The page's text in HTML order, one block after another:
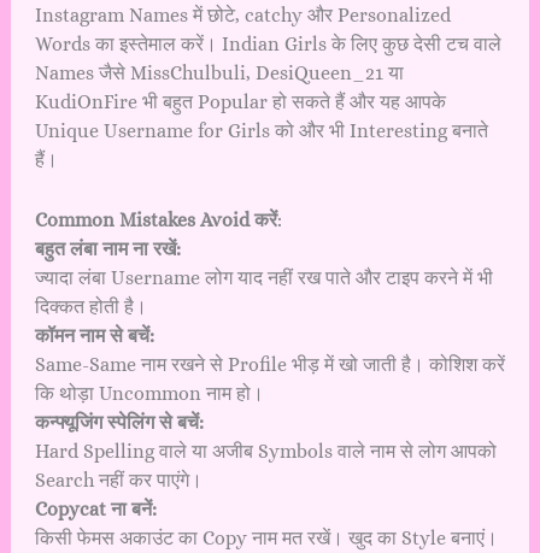
Instagram Names में छोटे, catchy और Personalized
Words का इस्तेमाल करें। Indian Girls के लिए कुछ देसी टच वाले
Names जैसे MissChulbuli, DesiQueen_21 या
KudiOnFire भी बहुत Popular हो सकते हैं और यह आपके
Unique Username for Girls को और भी Interesting बनाते
हैं।
Common Mistakes Avoid करें:
बहुत लंबा नाम ना रखें:
ज्यादा लंबा Username लोग याद नहीं रख पाते और टाइप करने में भी
दिक्कत होती है।
कॉमन नाम से बचें:
Same-Same नाम रखने से Profile भीड़ में खो जाती है। कोशिश करें
कि थोड़ा Uncommon नाम हो।
कन्फ्यूजिंग स्पेलिंग से बचें:
Hard Spelling वाले या अजीब Symbols वाले नाम से लोग आपको
Search नहीं कर पाएंगे।
Copycat ना बनें:
किसी फेमस अकाउंट का Copy नाम मत रखें। खुद का Style बनाएं।